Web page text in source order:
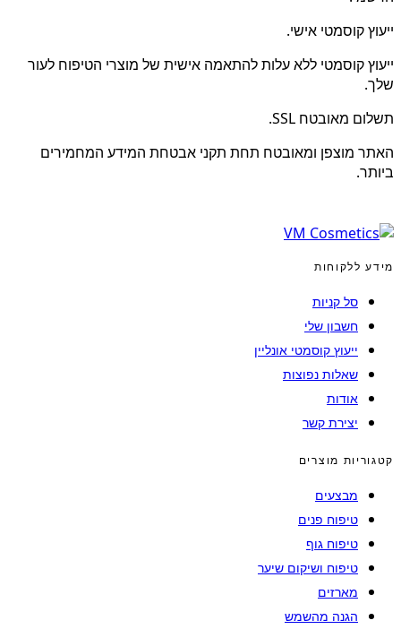
ייעוץ קוסמטי אישי.
ייעוץ קוסמטי ללא עלות להתאמה אישית של מוצרי הטיפוח לעור
שלך.
תשלום מאובטח SSL.
האתר מוצפן ומאובטח תחת תקני אבטחת המידע המחמירים
ביותר.
מידע ללקוחות
סל קניות
חשבון שלי
ייעוץ קוסמטי אונליין
שאלות נפוצות
אודות
יצירת קשר
קטגוריות מוצרים
מבצעים
טיפוח פנים
טיפוח גוף
טיפוח ושיקום שיער
מארזים
הגנה מהשמש